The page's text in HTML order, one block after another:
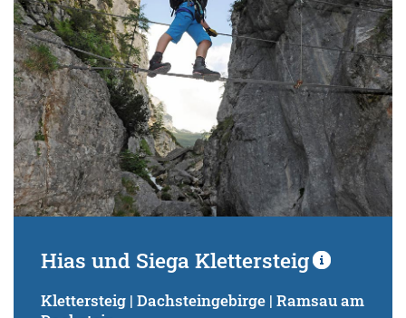
Hias und Siega Klettersteig
Klettersteig | Dachsteingebirge | Ramsau am